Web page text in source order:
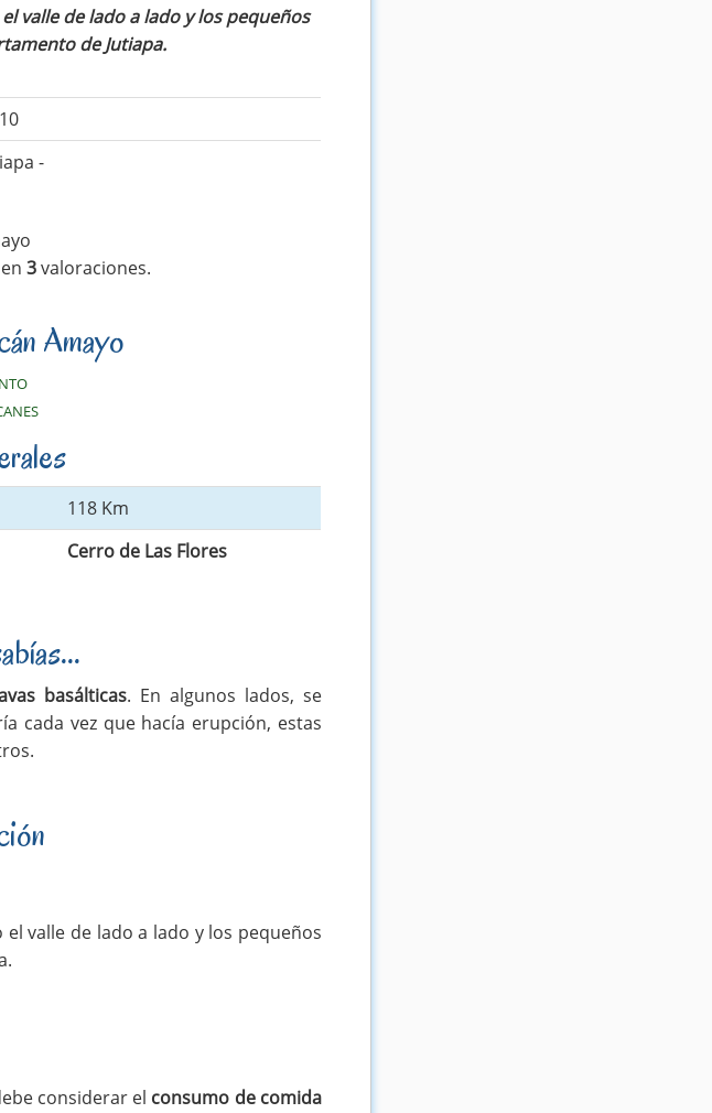
valle de lado a lado y los pequeños
de Jutiapa.
-
3valoraciones.
Amayo
118 Km
Cerro de Las Flores
basálticas. En algunos lados, se
cada vez que hacía erupción, estas
valle de lado a lado y los pequeños
considerar el consumo de comida